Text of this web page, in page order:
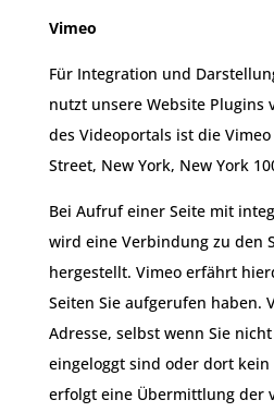
Vimeo
Für Integration und
nutzt unsere Website Plugins
des Videoportals ist die
Street, New York, New York
Bei Aufruf einer Seite mit
wird eine Verbindung zu den
hergestellt. Vimeo erfährt
Seiten Sie aufgerufen haben.
Adresse, selbst wenn Sie
eingeloggt sind oder dort kein
erfolgt eine Übermittlung der